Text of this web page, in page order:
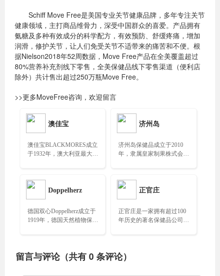
Schiff Move Free是美国专业关节健康品牌，多年专注关节
健康领域，主打商品维骨力，深受中国群众的喜爱。产品拥有
氨糖及多种有效成分的科学配方，有效预防、舒缓疼痛，增加
润滑，修护关节，让人们免受关节不适带来的痛苦和不便。根
据Nielson2018年52周数据，Move Free产品在全美覆盖超过
80%营养补充剂线下零售，全美保健品线下零售渠道（便利店
除外）共计售出超过250万瓶Move Free。
>>更多MoveFree咨询，欢迎留言
澳佳宝
澳佳宝BLACKMORES成立
于1932年，澳大利亚最大的
济州岛
济州岛保健品成立于2010
年，隶属皇家制果株式会
特色保健品……
Doppelherz
德国双心Doppelherz成立于
1919年，德国天然植物保健
正官庄
正官庄是一家拥有超过100
年历史的著名保健品公司，
留言与评论（共有0条评论）